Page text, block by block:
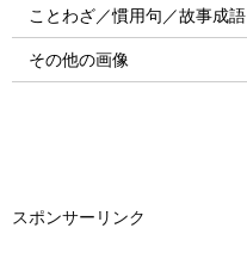
ことわざ／慣用句／故事成語
その他の画像
スポンサーリンク